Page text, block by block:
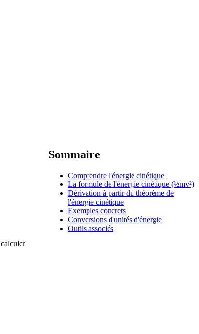
Sommaire
Comprendre l'énergie cinétique
La formule de l'énergie cinétique (½mv²)
Dérivation à partir du théorème de
l'énergie cinétique
Exemples concrets
Conversions d'unités d'énergie
Outils associés